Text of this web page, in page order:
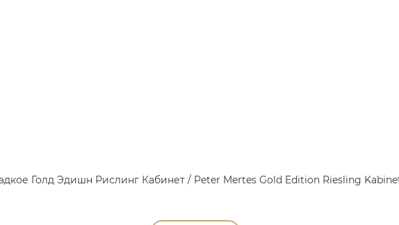
Голд Эдишн Рислинг Кабинет / Peter Mertes Gold Edition Riesling